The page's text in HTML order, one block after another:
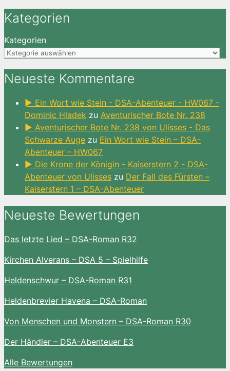
Kategorien
Kategorien
Neueste Kommentare
► Ein Wort wie Stein - DSA-Abenteuer - HW067 -
Dominic Hladek zu Aventurischer Bote Nr. 238
► Aventurischer Bote Nr. 238 von Ulisses - Das
Schwarze Auge zu Ein Wort wie Stein – DSA-
Abenteuer – HW067
► Die Krone der Königin - Kaiserstern 2 - DSA-
Abenteuer von Ulisses zu Der Fall des Fürsten –
Kaiserstern 1 – DSA-Abenteuer
Neueste Bewertungen
Das letzte Lied – DSA-Roman R32
Kirchen Alverans – DSA 5 – Spielhilfe
Heldenschwur – DSA-Roman R31
Heldenbrevier Havena – DSA-Roman
Von Menschen und Monstern – DSA-Roman R30
Der Händler – DSA-Abenteuer E3
Alle Bewertungen